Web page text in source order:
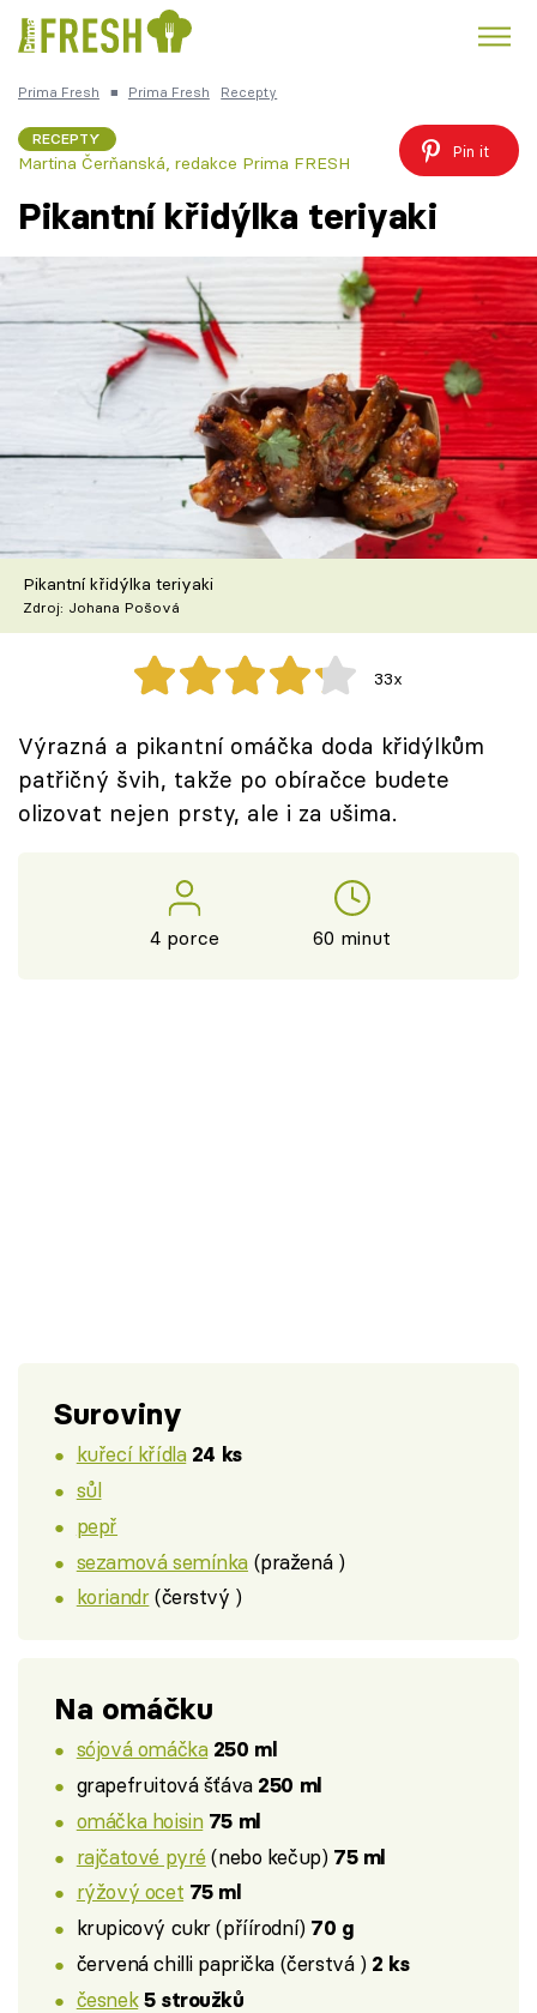
Česká kuchyně Čokoláda
Témata
Recepty
Škola vaření
Recepty z TV
Speciál: Cuketa
Těhotnej kuchař
Sledujte prima+
Prima Fresh ■ Prima Fresh Recepty
RECEPTY
Martina Čerňanská redakce Prima FRESH
Pin it
Pikantní křidýlka teriyaki
Pikantní křidýlka teriyaki
Zdroj: Johana Pošová
33x
Výrazná a pikantní omáčka doda křidýlkům
patřičný švih, takže po obíračce budete
olizovat nejen prsty, ale i za ušima.
4 porce 60 minut
Suroviny
kuřecí křídla 24 ks
sůl
pepř
sezamová semínka (pražená )
koriandr(čerstvý )
Na omáčku
sójová omáčka 250 ml
grapefruitová šťáva 250 ml
omáčka hoisin 75 ml
rajčatové pyré (nebo kečup) 75 ml
rýžový ocet 75 ml
krupicový cukr (příírodní) 70 g
červená chilli paprička (čerstvá ) 2 ks
česnek 5 stroužků